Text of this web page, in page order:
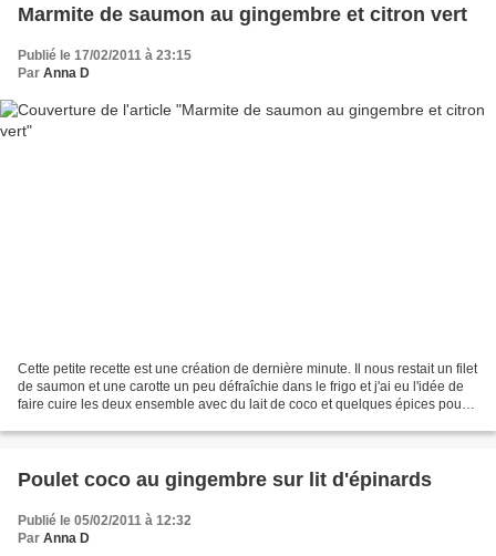
Marmite de saumon au gingembre et citron vert
Publié le 17/02/2011 à 23:15
Par Anna D
Cette petite recette est une création de dernière minute. Il nous restait un filet
de saumon et une carotte un peu défraîchie dans le frigo et j'ai eu l'idée de
faire cuire les deux ensemble avec du lait de coco et quelques épices pour
Poulet coco au gingembre sur lit d'épinards
Publié le 05/02/2011 à 12:32
Par Anna D